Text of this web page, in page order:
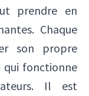
prendre en
Chaque
son propre
qui fonctionne
Il est